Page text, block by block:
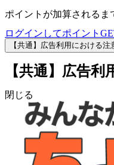
ポイントが加算されるま
ログインしてポイント
【共通】広告利用における注
【共通】広告
閉じる